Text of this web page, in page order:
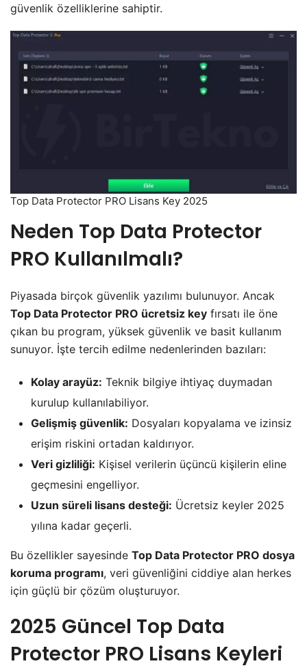
güvenlik özelliklerine sahiptir.
Top Data Protector PRO Lisans Key 2025
Neden Top Data Protector
PRO Kullanılmalı?
Piyasada birçok güvenlik yazılımı bulunuyor. Ancak
Top Data Protector PRO ücretsiz key fırsatı ile öne
çıkan bu program, yüksek güvenlik ve basit kullanım
sunuyor. İşte tercih edilme nedenlerinden bazıları:
Kolay arayüz: Teknik bilgiye ihtiyaç duymadan
kurulup kullanılabiliyor.
Gelişmiş güvenlik: Dosyaları kopyalama ve izinsiz
erişim riskini ortadan kaldırıyor.
Veri gizliliği: Kişisel verilerin üçüncü kişilerin eline
geçmesini engelliyor.
Uzun süreli lisans desteği: Ücretsiz keyler 2025
yılına kadar geçerli.
Bu özellikler sayesinde Top Data Protector PRO dosya
koruma programı, veri güvenliğini ciddiye alan herkes
için güçlü bir çözüm oluşturuyor.
2025 Güncel Top Data
Protector PRO Lisans Keyleri